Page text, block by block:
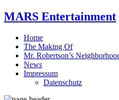
MARS Entertainment
Home
The Making Of
Mr. Robertson’s
News
Impressum
Datenschutz